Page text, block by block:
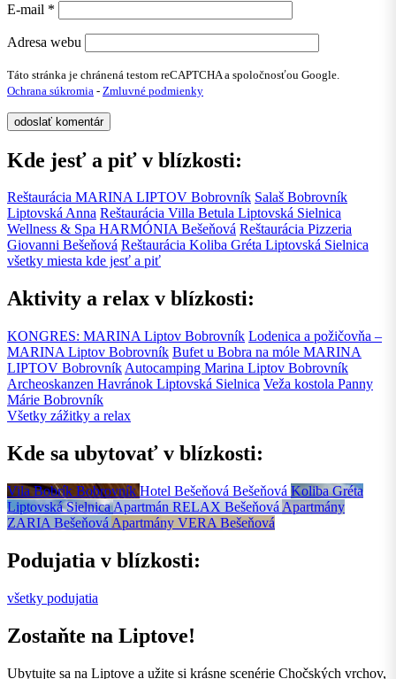
E-mail *
Adresa webu
Táto stránka je chránená testom reCAPTCHA a spoločnosťou Google.
Ochrana súkromia - Zmluvné podmienky
Kde jesť a piť v blízkosti:
Reštaurácia MARINA LIPTOV Bobrovník Salaš Bobrovník
Liptovská Anna Reštaurácia Villa Betula Liptovská Sielnica
Wellness & Spa HARMÓNIA Bešeňová Reštaurácia Pizzeria
Giovanni Bešeňová Reštaurácia Koliba Gréta Liptovská Sielnica
všetky miesta kde jesť a piť
Aktivity a relax v blízkosti:
KONGRES: MARINA Liptov Bobrovník Lodenica a požičovňa –
MARINA Liptov Bobrovník Bufet u Bobra na móle MARINA
LIPTOV Bobrovník Autocamping Marina Liptov Bobrovník
Archeoskanzen Havránok Liptovská Sielnica Veža kostola Panny
Márie Bobrovník
Všetky zážitky a relax
Kde sa ubytovať v blízkosti:
Vila Bobrík BobrovníkHotel Bešeňová Bešeňová Koliba Gréta
Liptovská SielnicaApartmán RELAX Bešeňová Apartmány
ZARIA Bešeňová Apartmány VERA Bešeňová
Podujatia v blízkosti:
všetky podujatia
Zostaňte na Liptove!
Ubytujte sa na Liptove a užite si krásne scenérie Chočských vrchov,